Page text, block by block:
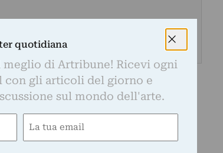
in versione compact al
Antaldi.
dell'Umbria, e
quotidiana
di Artribune! Ricevi ogni
con gli articoli del giorno e
sul mondo dell'arte.
Email